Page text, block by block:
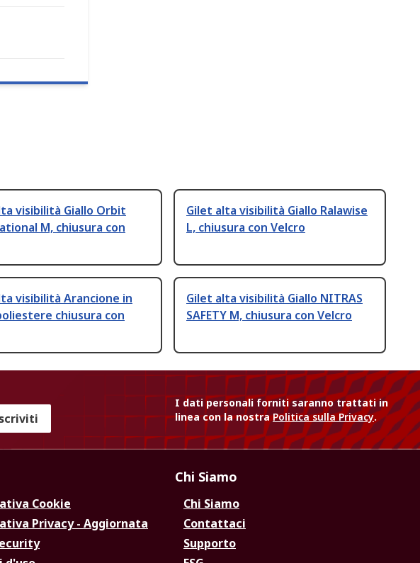
visibilità Giallo Orbit
M, chiusura con
Gilet alta visibilità Giallo Ralawise
L, chiusura con Velcro
visibilità Arancione in
chiusura con
Gilet alta visibilità Giallo NITRAS
SAFETY M, chiusura con Velcro
I dati personali forniti saranno trattati in
linea con la nostraPolitica sulla Privacy.
Cookie
Privacy - Aggiornata
Chi Siamo
Chi Siamo
Contattaci
Supporto